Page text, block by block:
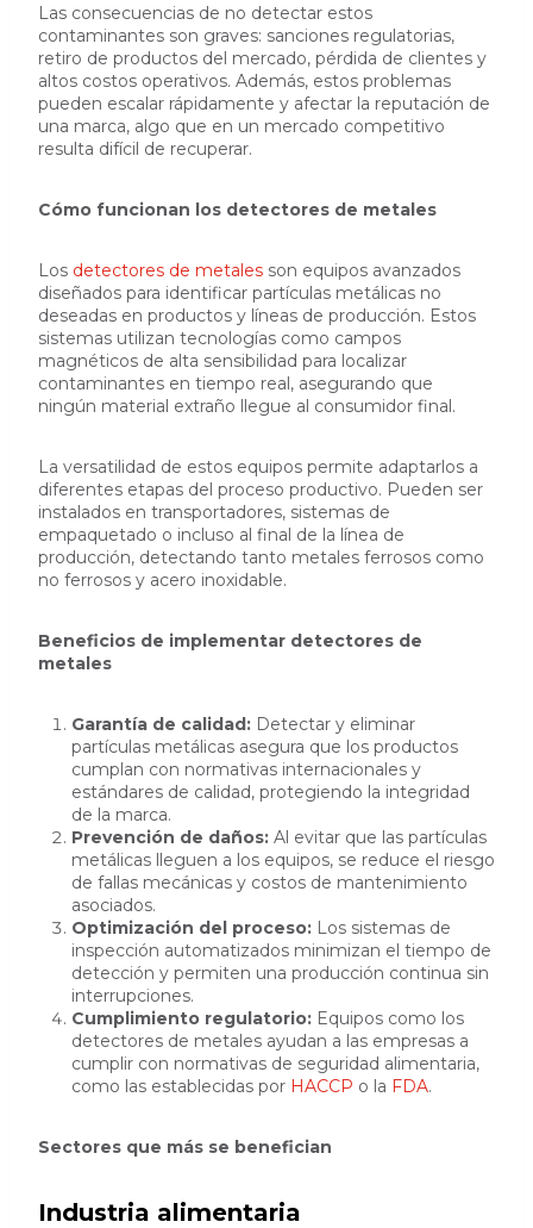
Las consecuencias de no detectar estos
contaminantes son graves: sanciones regulatorias,
retiro de productos del mercado, pérdida de clientes y
altos costos operativos. Además, estos problemas
pueden escalar rápidamente y afectar la reputación de
una marca, algo que en un mercado competitivo
resulta difícil de recuperar.
Cómo funcionan los detectores de metales
Los detectores de metales son equipos avanzados
diseñados para identificar partículas metálicas no
deseadas en productos y líneas de producción. Estos
sistemas utilizan tecnologías como campos
magnéticos de alta sensibilidad para localizar
contaminantes en tiempo real, asegurando que
ningún material extraño llegue al consumidor final.
La versatilidad de estos equipos permite adaptarlos a
diferentes etapas del proceso productivo. Pueden ser
instalados en transportadores, sistemas de
empaquetado o incluso al final de la línea de
producción, detectando tanto metales ferrosos como
no ferrosos y acero inoxidable.
Beneficios de implementar detectores de
metales
Garantía de calidad: Detectar y eliminar
partículas metálicas asegura que los productos
cumplan con normativas internacionales y
estándares de calidad, protegiendo la integridad
de la marca.
Prevención de daños: Al evitar que las partículas
metálicas lleguen a los equipos, se reduce el riesgo
de fallas mecánicas y costos de mantenimiento
asociados.
Optimización del proceso: Los sistemas de
inspección automatizados minimizan el tiempo de
detección y permiten una producción continua sin
interrupciones.
Cumplimiento regulatorio: Equipos como los
detectores de metales ayudan a las empresas a
cumplir con normativas de seguridad alimentaria,
como las establecidas por HACCP o la FDA.
Sectores que más se benefician
Industria alimentaria